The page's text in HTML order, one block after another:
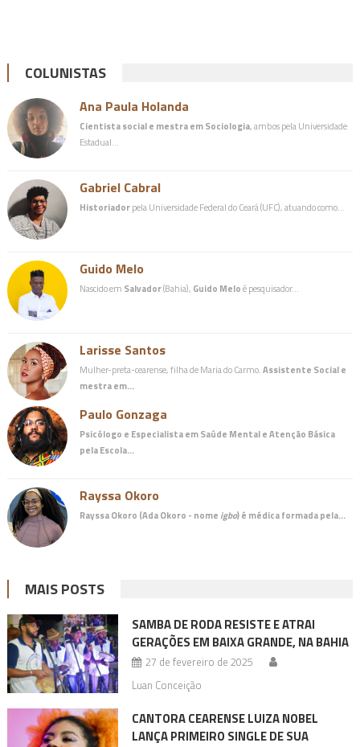
COLUNISTAS
Ana Paula Holanda
Cientista social e mestra em Sociologia, ambos pela Universidade
Estadual…
Gabriel Cabral
Historiadorpela Universidade Federal do Ceará (UFC), atuando como…
Guido Melo
Nascido em Salvador(Bahia), Guido Meloé pesquisador…
Larisse Santos
Mulher-preta-cearense, filha de Maria do Carmo.Assistente Social e
mestra em…
Paulo Gonzaga
Psicólogo e Especialista em Saúde Mental e Atenção Básica
pela Escola…
Rayssa Okoro
Rayssa Okoro (Ada Okoro - nome igbo) é médicaformada pela…
MAIS POSTS
SAMBA DE RODA RESISTE E ATRAI
GERAÇÕES EM BAIXA GRANDE, NA BAHIA
27 de fevereiro de 2025
Luan Conceição
CANTORA CEARENSE LUIZA NOBEL
LANÇA PRIMEIRO SINGLE DE SUA